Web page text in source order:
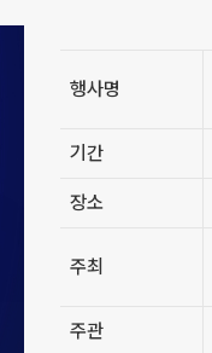
행사명
기간
장소
주최
주관